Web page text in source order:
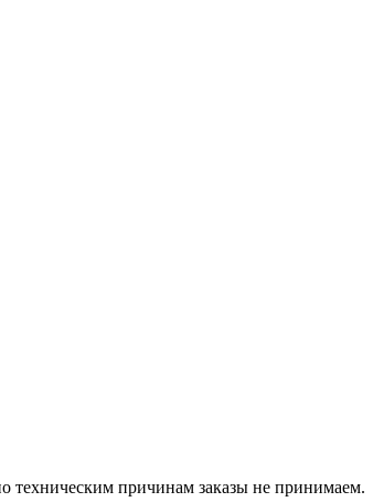
техническим причинам заказы не принимаем.